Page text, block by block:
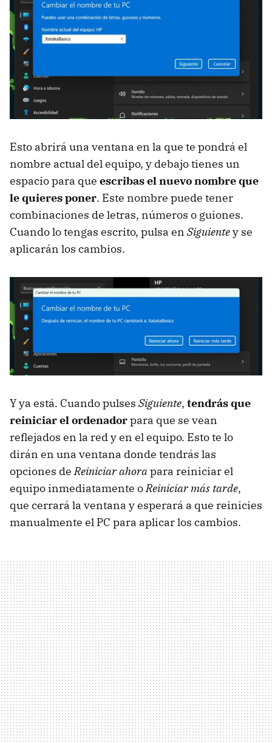
Esto abrirá una ventana en la que te pondrá el
nombre actual del equipo, y debajo tienes un
espacio para que escribas el nuevo nombre que
le quieres poner. Este nombre puede tener
combinaciones de letras, números o guiones.
Cuando lo tengas escrito, pulsa en Siguientey se
aplicarán los cambios.
Y ya está. Cuando pulses Siguiente, tendrás que
reiniciar el ordenadorpara que se vean
reflejados en la red y en el equipo. Esto te lo
dirán en una ventana donde tendrás las
opciones deReiniciar ahorapara reiniciar el
equipo inmediatamente oReiniciar más tarde,
que cerrará la ventana y esperará a que reinicies
manualmente el PC para aplicar los cambios.